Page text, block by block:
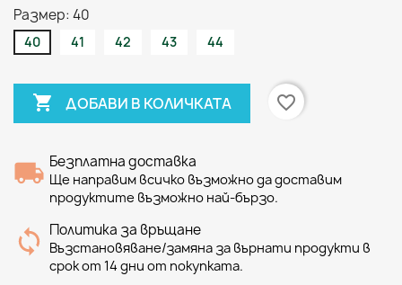
Размер: 40
40 41 42 43 44
 ДОБАВИ В КОЛИЧКАТА favorite_border
Безплатна доставка
Ще направим всичко възможно да доставим
продуктите възможно най-бързо.
Политика за връщане
Възстановяване/замяна за върнати продукти в
срок от 14 дни от покупката.